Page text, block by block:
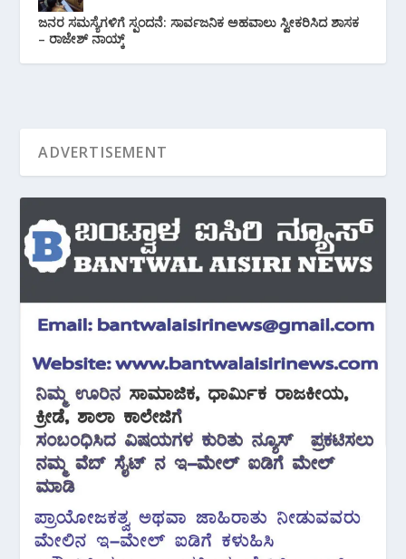
ಜನರ ಸಮಸ್ಯೆಗಳಿಗೆ ಸ್ಪಂದನೆ: ಸಾರ್ವಜನಿಕ ಅಹವಾಲು ಸ್ವೀಕರಿಸಿದ ಶಾಸಕ
– ರಾಜೇಶ್ ನಾಯ್ಕ್